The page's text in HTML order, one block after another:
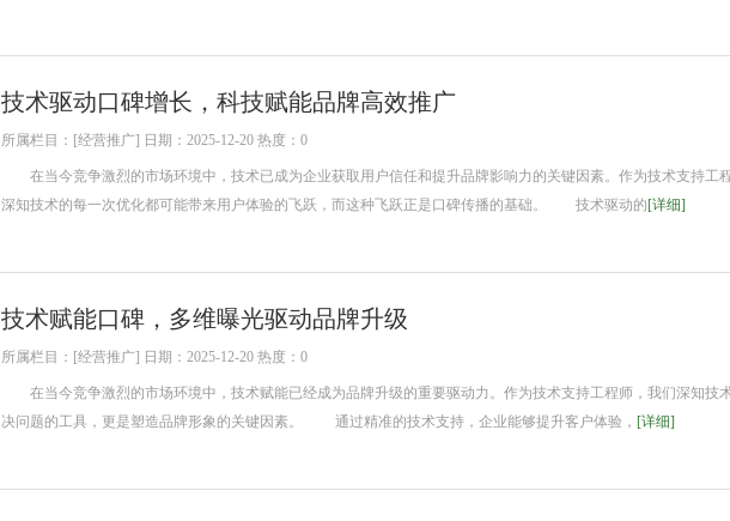
技术驱动口碑增长，科技赋能品牌高效推广
所属栏目：[经营推广] 日期：2025-12-20 热度：0
在当今竞争激烈的市场环境中，技术已成为企业获取用户信任和提升品牌影响力的关键因素。作为技术支持工
深知技术的每一次优化都可能带来用户体验的飞跃，而这种飞跃正是口碑传播的基础。 技术驱动的[详细]
技术赋能口碑，多维曝光驱动品牌升级
所属栏目：[经营推广] 日期：2025-12-20 热度：0
在当今竞争激烈的市场环境中，技术赋能已经成为品牌升级的重要驱动力。作为技术支持工程师，我们深知技
决问题的工具，更是塑造品牌形象的关键因素。 通过精准的技术支持，企业能够提升客户体验， [详细]